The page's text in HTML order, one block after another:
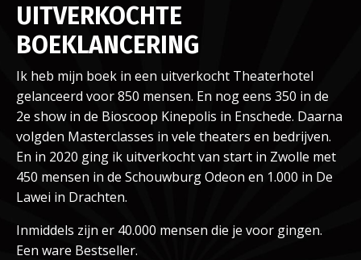
UITVERKOCHTE
BOEKLANCERING
Ik heb mijn boek in een uitverkocht Theaterhotel
gelanceerd voor 850 mensen. En nog eens 350 in de
2e show in de Bioscoop Kinepolis in Enschede. Daarna
volgden Masterclasses in vele theaters en bedrijven.
En in 2020 ging ik uitverkocht van start in Zwolle met
450 mensen in de Schouwburg Odeon en 1.000 in De
Lawei in Drachten.
Inmiddels zijn er 40.000 mensen die je voor gingen.
Een ware Bestseller.